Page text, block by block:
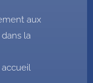
aux
la
accueil